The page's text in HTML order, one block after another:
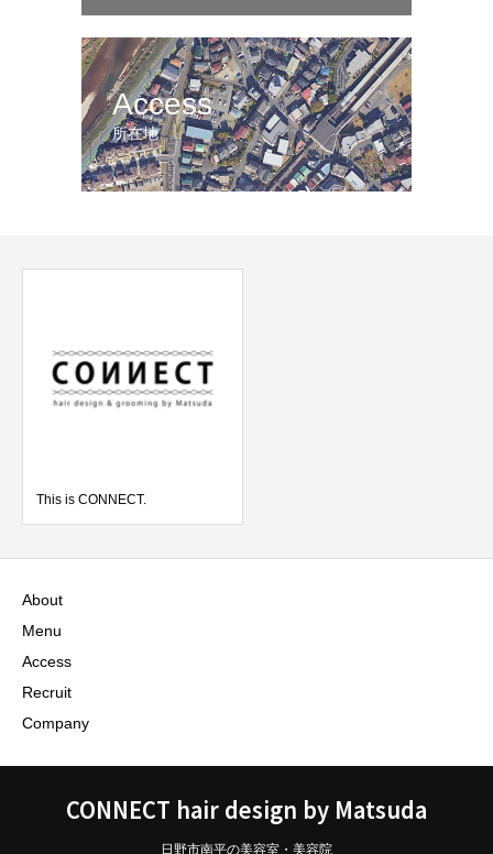
Access
所在地
This is CONNECT.
About
Menu
Access
Recruit
Company
CONNECT hair design by Matsuda
日野市南平の美容室・美容院